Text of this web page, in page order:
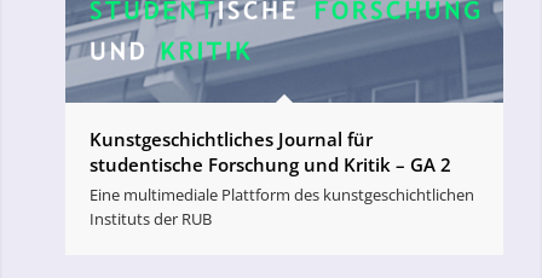
Kunstgeschichtliches Journal für
studentische Forschung und Kritik – GA 2
Eine multimediale Plattform des kunstgeschichtlichen
Instituts der RUB